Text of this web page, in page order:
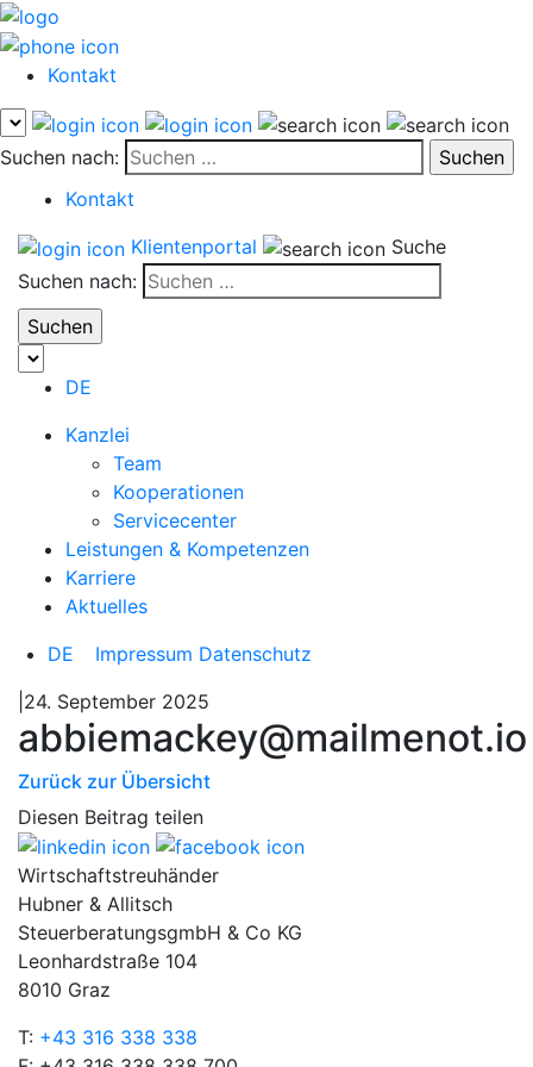
Kontakt
Suchen nach:
Kontakt
Klientenportal
Suche
Suchen nach:
DE
Kanzlei
Team
Kooperationen
Servicecenter
Leistungen & Kompetenzen
Karriere
Aktuelles
DE
Impressum Datenschutz
|24. September 2025
abbiemackey@mailmenot.io
Zurück zur Übersicht
Diesen Beitrag teilen
Wirtschaftstreuhänder
Hubner & Allitsch
SteuerberatungsgmbH & Co KG
Leonhardstraße 104
8010 Graz
T: +43 316 338 338